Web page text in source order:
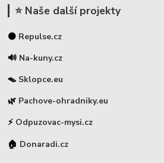
⭐ Naše další projekty
⚫ Repulse.cz
🔊 Na-kuny.cz
🪤 Sklopce.eu
🌿 Pachove-ohradniky.eu
⚡ Odpuzovac-mysi.cz
🏠 Donaradi.cz